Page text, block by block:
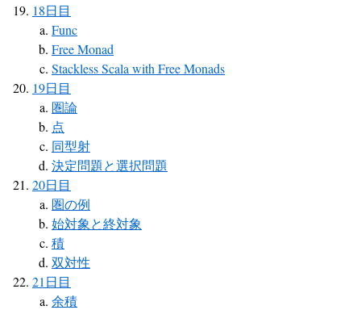
18日目
Func
Free Monad
Stackless Scala with Free Monads
19日目
圏論
点
同型射
決定問題と選択問題
20日目
圏の例
始対象と終対象
積
双対性
21日目
余積